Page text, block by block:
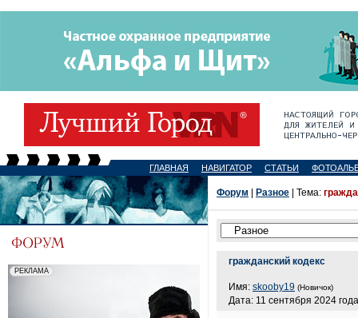
ГЛАВНАЯ НАВИГАТОР СТАТЬИ
Форум Разное | Тема:
гражданский кодекс
Имя: skooby19 (Новичок)
Дата: 11 сентября 2024